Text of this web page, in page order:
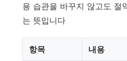
용 습관을 바꾸지 않고도 절
는 뜻입니다
항목 내용